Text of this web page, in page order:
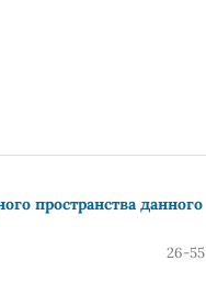
пространства данного
26-55